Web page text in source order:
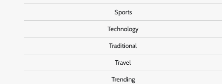
Sports
Technology
Traditional
Travel
Trending